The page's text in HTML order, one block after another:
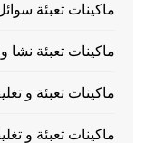
ماكينات تعبئة
ماكينات تعبئة
ماكينات تعبئة و
ماكينات تعبئة و